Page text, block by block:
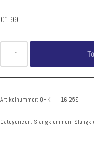
€1.99
Artikelnummer: QHK___16-25S
Categorieën: Slangklemmen,